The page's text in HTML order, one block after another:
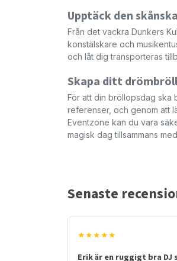
Upptäck den
Från det vackra Dunkers
konstälskare och
och låt dig transporteras
Skapa ditt
För att din bröllopsdag ska
referenser, och genom att
Eventzone kan du vara
magisk dag tillsammans
Senaste
★★★★★
Erik är en ruggigt bra DJ